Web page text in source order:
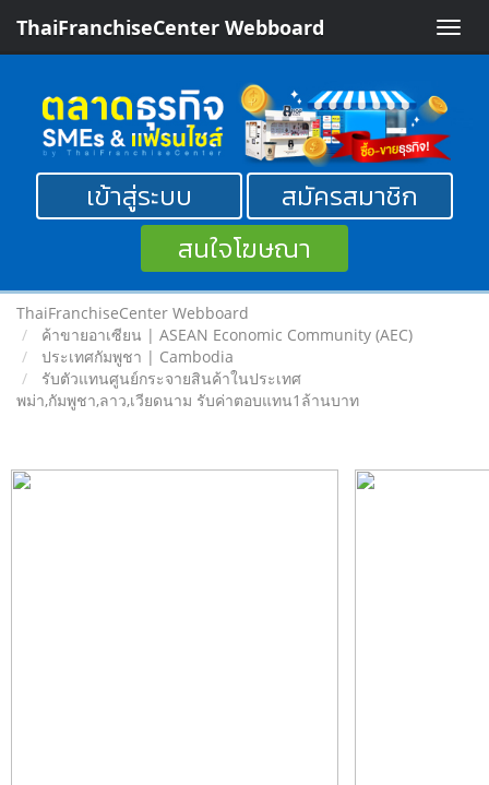
Toggle
ThaiFranchiseCenter Webboard
เข้าสู่ระบบ
สมัครสมาชิก
สนใจโฆษณา
ThaiFranchiseCenter Webboard
ค้าขายอาเซียน | ASEAN Economic Community (AEC)
ประเทศกัมพูชา | Cambodia
รับตัวแทนศูนย์กระจายสินค้าในประเทศ
พม่า,กัมพูชา,ลาว,เวียดนาม รับค่าตอบแทน1ล้านบาท